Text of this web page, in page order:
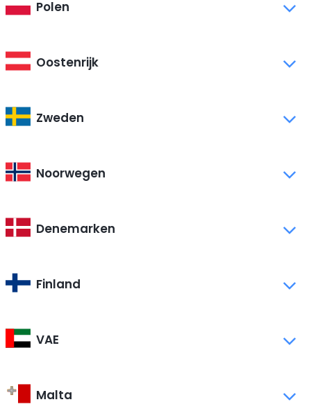
Polen
Oostenrijk
Zweden
Noorwegen
Denemarken
Finland
VAE
Malta